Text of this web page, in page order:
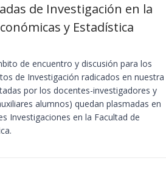
de Investigación en la
y Estadística
de encuentro y discusión para los
de Investigación radicados en nuestra
por los docentes-investigadores y
alumnos) quedan plasmadas en
Investigaciones en la Facultad de